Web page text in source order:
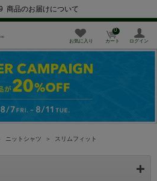
商品のお届けについて
お気に入り カート
0
ログイン
ニットシャツ ＞ スリムフィット